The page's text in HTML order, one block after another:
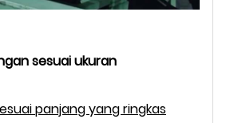
sesuai ukuran
panjang yang ringkas